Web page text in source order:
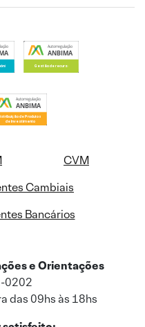
CVM
Cambiais
Bancários
e Orientações
0202
das 09hs às 18hs